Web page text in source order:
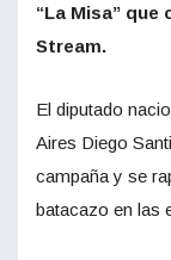
“La Misa” que
Stream.
El diputado
Aires Diego
campaña y se
batacazo en las